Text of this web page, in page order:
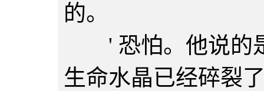
的。
' 恐怕。他说的
生命水晶已经碎裂